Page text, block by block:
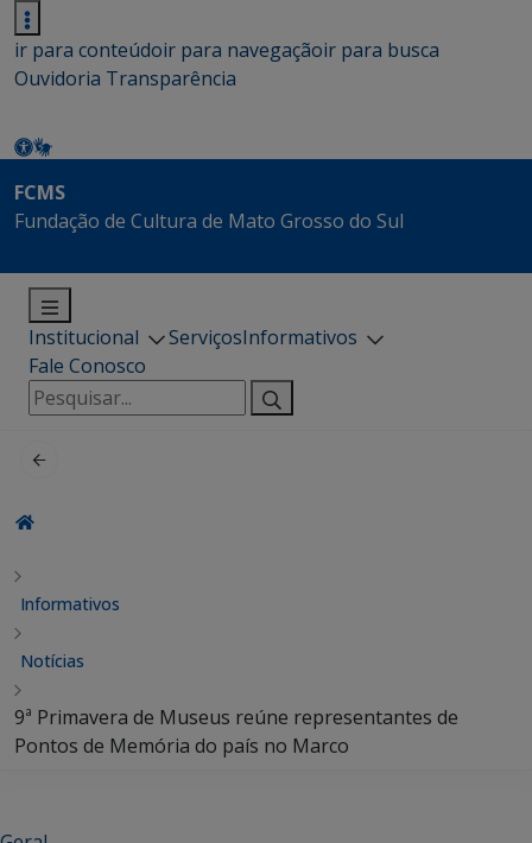
ir para conteúdoir para navegaçãoir para busca
Ouvidoria Transparência
FCMS
Fundação de Cultura de Mato Grosso do Sul
Institucional ServiçosInformativos
Fale Conosco
Pesquisar
por:
Informativos
Notícias
9ª Primavera de Museus reúne representantes de
Pontos de Memória do país no Marco